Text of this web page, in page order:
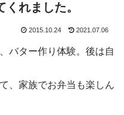
れました。
2015.10.24 2021.07.06
バター作り体験。後は自
、家族でお弁当も楽しん